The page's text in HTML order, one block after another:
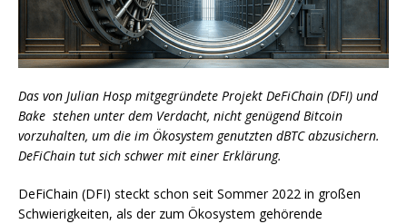
Das von Julian Hosp mitgegründete Projekt DeFiChain (DFI) und
Bake stehen unter dem Verdacht, nicht genügend Bitcoin
vorzuhalten, um die im Ökosystem genutzten dBTC abzusichern.
DeFiChain tut sich schwer mit einer Erklärung.
DeFiChain (DFI) steckt schon seit Sommer 2022 in großen
Schwierigkeiten, als der zum Ökosystem gehörende